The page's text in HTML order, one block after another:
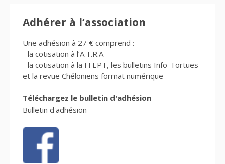
Adhérer à l’association
Une adhésion à 27 € comprend :
- la cotisation à l’A.T.R.A
- la cotisation à la FFEPT, les bulletins Info-Tortues
et la revue Chéloniens format numérique
Téléchargez le bulletin d'adhésion
Bulletin d'adhésion